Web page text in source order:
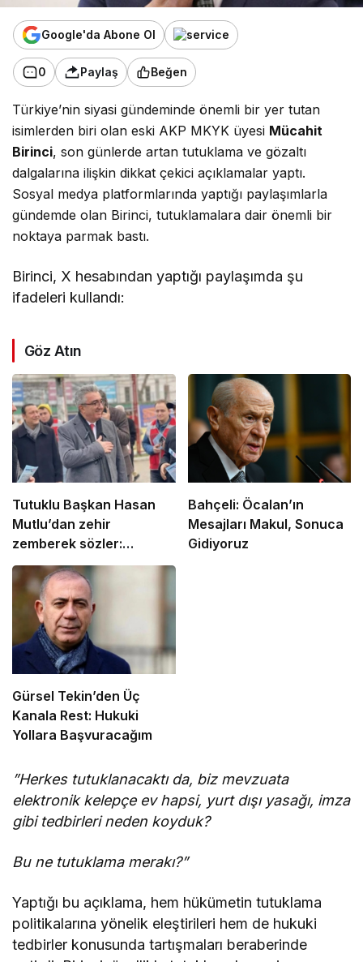
Google'da Abone Ol
0 Paylaş Beğen
Türkiye’nin siyasi gündeminde önemli bir yer tutan
isimlerden biri olan eski AKP MKYK üyesi Mücahit
Birinci, son günlerde artan tutuklama ve gözaltı
dalgalarına ilişkin dikkat çekici açıklamalar yaptı.
Sosyal medya platformlarında yaptığı paylaşımlarla
gündemde olan Birinci, tutuklamalara dair önemli bir
noktaya parmak bastı.
Birinci, X hesabından yaptığı paylaşımda şu
ifadeleri kullandı:
Göz Atın
Tutuklu Başkan Hasan
Mutlu’dan zehir
zemberek sözler:
“AKP’ye geçsem
tutuklanmazdım!”
Bahçeli: Öcalan’ın
Mesajları Makul, Sonuca
Gidiyoruz
Gürsel Tekin’den Üç
Kanala Rest: Hukuki
Yollara Başvuracağım
”Herkes tutuklanacaktı da, biz mevzuata
elektronik kelepçe ev hapsi, yurt dışı yasağı, imza
gibi tedbirleri neden koyduk?
Bu ne tutuklama merakı?”
Yaptığı bu açıklama, hem hükümetin tutuklama
politikalarına yönelik eleştirileri hem de hukuki
tedbirler konusunda tartışmaları beraberinde